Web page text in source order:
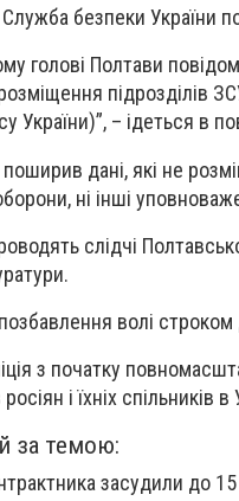
безпеки України
голові Полтави
підрозділів
України)”, – ідеться в
дані, які не
ні інші
слідчі
волі строком
з початку
і їхніх спільників в
за темою:
засудили до